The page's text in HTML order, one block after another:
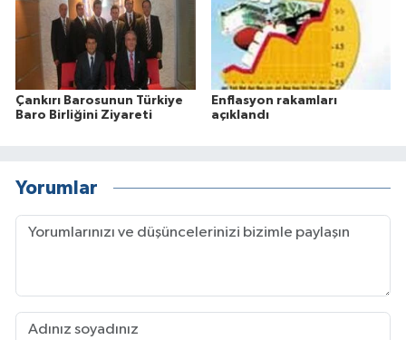
Çankırı Barosunun Türkiye
Baro Birliğini Ziyareti
Enflasyon rakamları
açıklandı
Yorumlar